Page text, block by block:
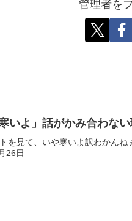
管理者を
いよ」話がかみ合わな
を見て、いや寒いよ訳わかん
26日